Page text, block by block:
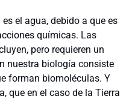
el agua, debido a que es
químicas. Las
pero requieren un
nuestra biología consiste
forman biomoléculas. Y
que en el caso de la Tierra